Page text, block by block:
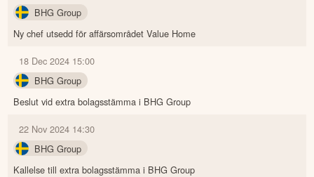
BHG Group
Ny chef utsedd för affärsområdet Value Home
18 Dec 2024 15:00
BHG Group
Beslut vid extra bolagsstämma i BHG Group
22 Nov 2024 14:30
BHG Group
Kallelse till extra bolagsstämma i BHG Group